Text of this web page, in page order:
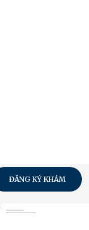
ĐĂNG KÝ KHÁM